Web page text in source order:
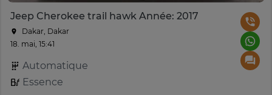
Jeep Cherokee trail hawk Année: 2017
Dakar, Dakar
18. mai, 15:41
Automatique
Essence